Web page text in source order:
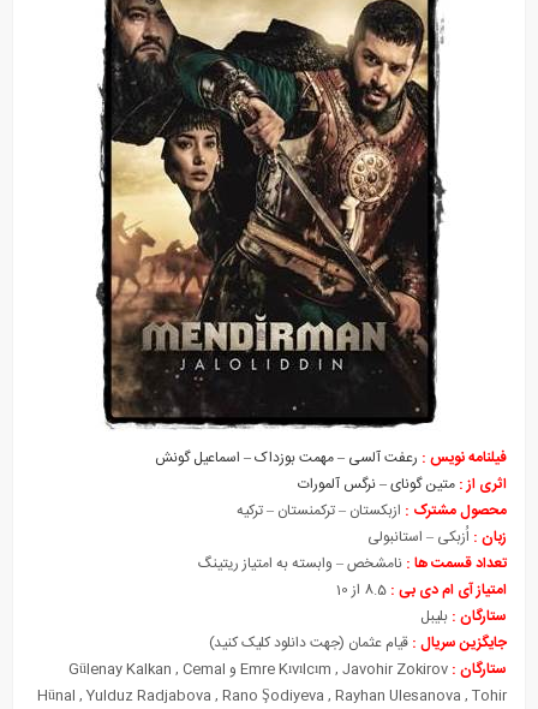
فیلنامه نویس : رعفت آلسی – مهمت بوزداک – اسماعیل گونش
اثری از :متین گونای – نرگس آلمورات
محصول مشترک : ازبکستان – ترکمنستان – ترکیه
زبان : اُزبکی – استانبولی
تعداد قسمت ها : نامشخص – وابسته به امتیاز ریتینگ
امتیاز آی ام دی بی : 8.5 از 10
ستارگان : بلیبل
جایگزین سریال : قیام عثمان (جهت دانلود کلیک کنید)
ستارگان :
Emre Kıvılcım , Javohir Zokirov و Gülenay Kalkan , Cemal
Hünal , Yulduz Radjabova , Rano Şodiyeva , Rayhan Ulesanova , Tohir